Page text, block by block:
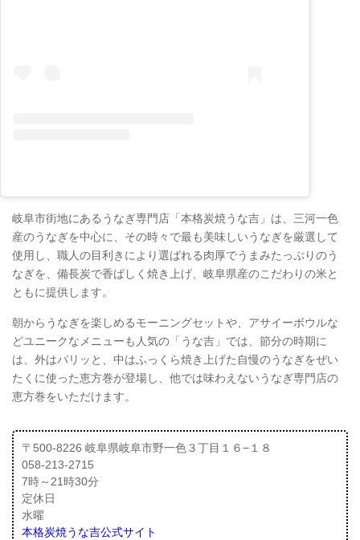
岐阜市街地にあるうなぎ専門店「本格炭焼うな吉」は、三河一色
産のうなぎを中心に、その時々で最も美味しいうなぎを厳選して
使用し、職人の目利きにより選ばれる肉厚でうまみたっぷりのう
なぎを、備長炭で香ばしく焼き上げ、岐阜県産のこだわりの米と
ともに提供します。
朝からうなぎを楽しめるモーニングセットや、アサイーボウルな
どユニークなメニューも人気の「うな吉」では、節分の時期に
は、外はパリッと、中はふっくら焼き上げた自慢のうなぎをぜい
たくに使った恵方巻が登場し、他では味わえないうなぎ専門店の
恵方巻をいただけます。
〒500-8226 岐阜県岐阜市野一色３丁目１６−１８
058-213-2715
7時～21時30分
定休日
水曜
本格炭焼うな吉公式サイト